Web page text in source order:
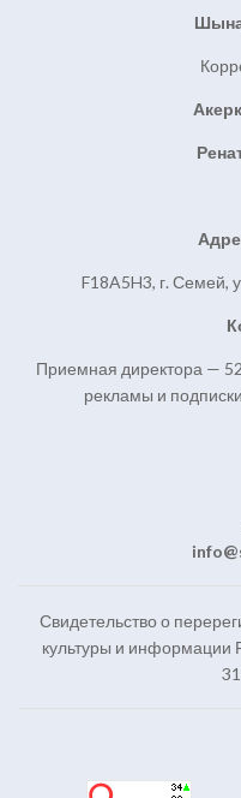
F18A5H3, г. Семей,
Приемная директора —
рекламы и
Свидетельство о
культуры и информации